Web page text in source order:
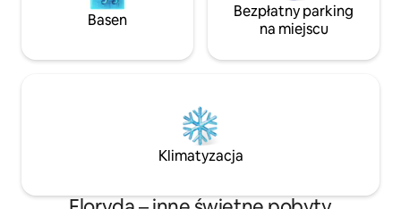
Basen
Bezpłatny parking
na miejscu
Klimatyzacja